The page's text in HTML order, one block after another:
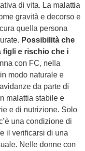
di vita. La malattia
gravità e decorso e
quella persona
Possibilità che
figli e rischio che i
con FC, nella
modo naturale e
da parte di
malattia stabile e
e di nutrizione. Solo
una condizione di
il verificarsi di una
Nelle donne con